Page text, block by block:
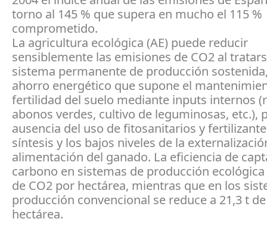
torno al 145 % que supera en mucho el 115 %
comprometido.
La agricultura ecológica (AE) puede reducir
sensiblemente las emisiones de CO2 al
sistema permanente de producción
ahorro energético que supone el
fertilidad del suelo mediante inputs internos
abonos verdes, cultivo de leguminosas, etc.),
ausencia del uso de fitosanitarios y
síntesis y los bajos niveles de la
alimentación del ganado. La eficiencia de
carbono en sistemas de producción ecológica
de CO2 por hectárea, mientras que en los
producción convencional se reduce a 21,3 t
hectárea.